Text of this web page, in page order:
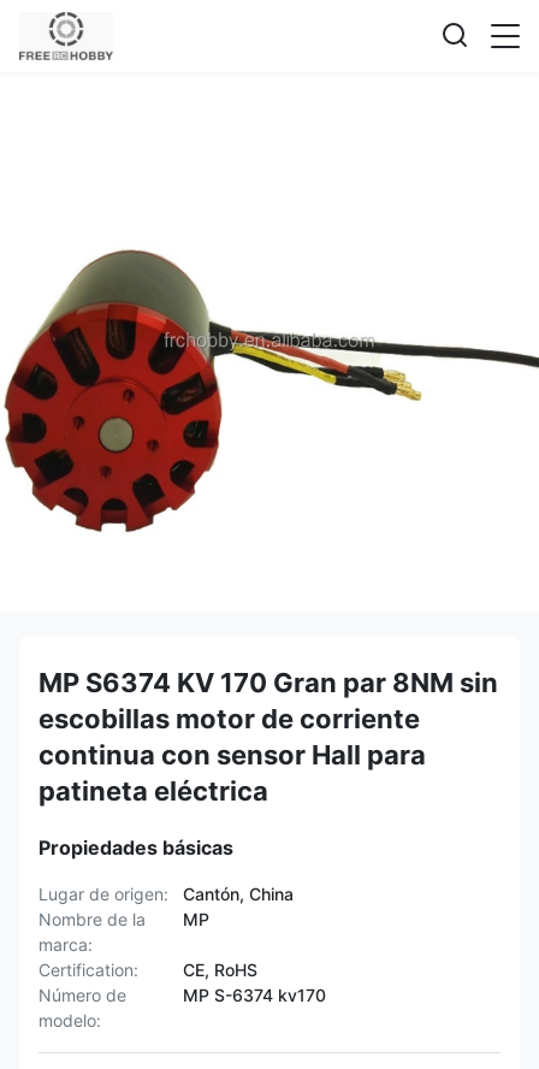
MP S6374 KV 170 Gran par 8NM sin
escobillas motor de corriente
continua con sensor Hall para
patineta eléctrica
Propiedades básicas
Lugar de origen:
Cantón, China
Nombre de la
marca:
MP
Certification:
CE, RoHS
Número de
modelo:
MP S-6374 kv170